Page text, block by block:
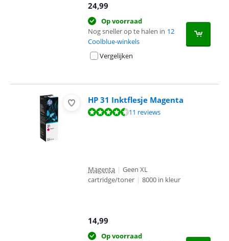
24,99
Op voorraad
Nog sneller op te halen in 12
Coolblue-winkels
Vergelijken
HP 31 Inktflesje Magenta
Beoordeling is 9,2 van de 10, gebaseerd op 11 reviews.
11 reviews
Magenta | Geen XL
cartridge/toner | 8000 in kleur
14,99
Op voorraad